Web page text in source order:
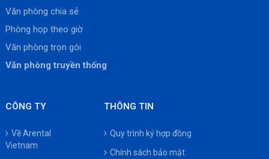
Văn phòng chia sẻ
Phòng họp theo giờ
Văn phòng trọn gói
Văn phòng truyền thống
CÔNG TY
Về Arental
Vietnam
THÔNG TIN
Quy trình ký hợp đồng
Chính sách bảo mật